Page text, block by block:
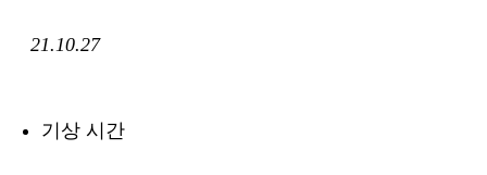
21.10.27
기상 시간